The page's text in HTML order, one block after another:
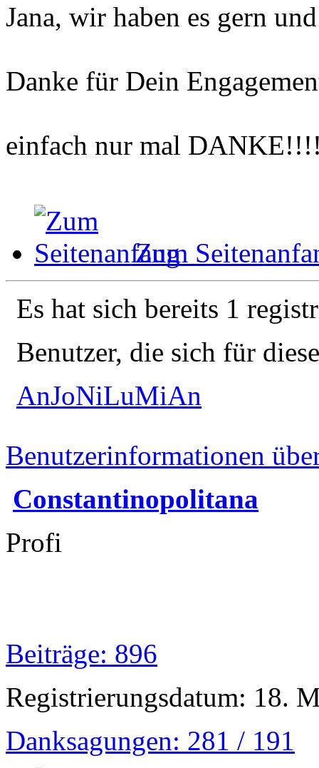
Jana, wir haben es gern
Danke für Dein
einfach nur mal
Zum
Es hat sich bereits 1
Benutzer, die sich für
AnJoNiLuMiAn
Benutzerinformationen
Constantinopolitana
Profi
Beiträge: 896
Registrierungsdatum: 18.
Danksagungen: 281 / 191